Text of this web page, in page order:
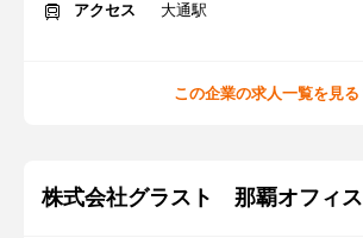
アクセス 大通駅
この企業の求人一覧を見る
株式会社グラスト 那覇オフィス